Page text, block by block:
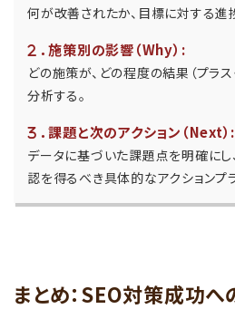
何が改善されたか、目標に対する進
．施策別の影響（Why）:
どの施策が、どの程度の結果（プラ
分析する。
．課題と次のアクション（Next）:
データに基づいた課題点を明確にし
認を得るべき具体的なアクションプ
まとめ：SEO対策成功へ